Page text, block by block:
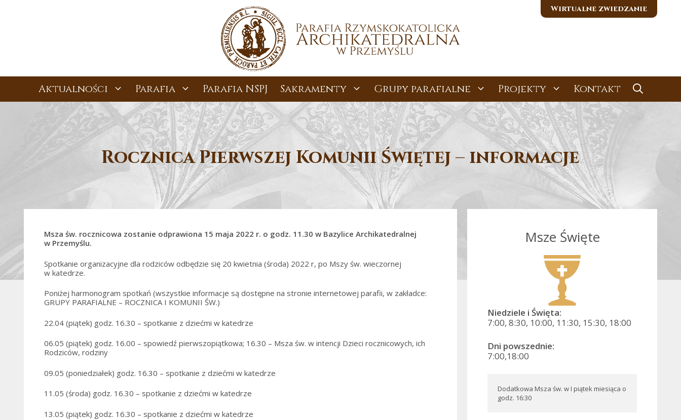
Wirtualne zwiedzanie
Aktualności Parafia Parafia NSPJ Sakramenty Grupy parafialne Projekty Kontakt
Rocznica Pierwszej Komunii Świętej – informacje
Msza św. rocznicowa zostanie odprawiona 15 maja 2022 r. o godz. 11.30 w Bazylice Archikatedralnej
w Przemyślu.
Spotkanie organizacyjne dla rodziców odbędzie się 20 kwietnia (środa) 2022 r, po Mszy św. wieczornej
w katedrze.
Poniżej harmonogram spotkań (wszystkie informacje są dostępne na stronie internetowej parafii, w zakładce:
GRUPY PARAFIALNE – ROCZNICA I KOMUNII ŚW.)
22.04 (piątek) godz. 16.30 – spotkanie z dziećmi w katedrze
06.05 (piątek) godz. 16.00 – spowiedź pierwszopiątkowa; 16.30 – Msza św. w intencji Dzieci rocznicowych, ich
Rodziców, rodziny
09.05 (poniedziałek) godz. 16.30 – spotkanie z dziećmi w katedrze
11.05 (środa) godz. 16.30 – spotkanie z dziećmi w katedrze
13.05 (piątek) godz. 16.30 – spotkanie z dziećmi w katedrze
Msze Święte
Niedziele i Święta:
7:00, 8:30, 10:00, 11:30, 15:30, 18:00
Dni powszednie:
7:00,18:00
Dodatkowa Msza św. w I piątek miesiąca o
godz. 16:30